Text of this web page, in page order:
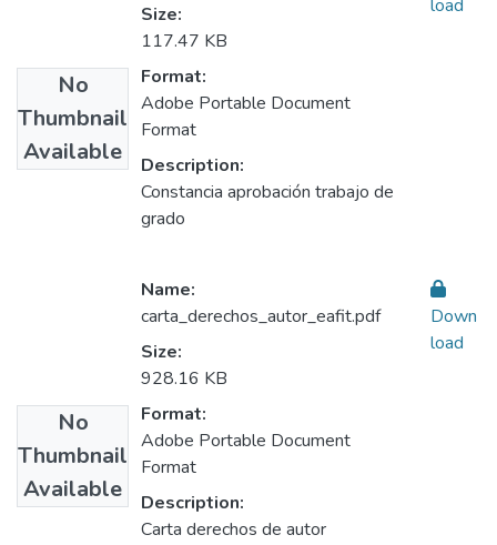
No
Thumbnail
Available
Size:
117.47 KB
Format:
Adobe Portable Document
Format
Description:
Constancia aprobación trabajo de
grado
load
No
Thumbnail
Available
Name:
carta_derechos_autor_eafit.pdf
Size:
928.16 KB
Format:
Adobe Portable Document
Format
Description:
Carta derechos de autor
Down
load